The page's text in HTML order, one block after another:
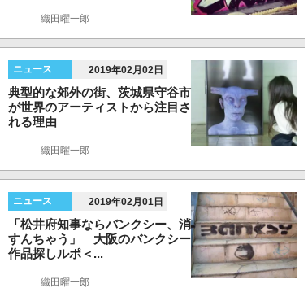
織田曜一郎
ニュース 2019年02月02日
典型的な郊外の街、茨城県守谷市
が世界のアーティストから注目さ
れる理由
織田曜一郎
ニュース 2019年02月01日
「松井府知事ならバンクシー、消
すんちゃう」 大阪のバンクシー
作品探しルポ＜...
織田曜一郎